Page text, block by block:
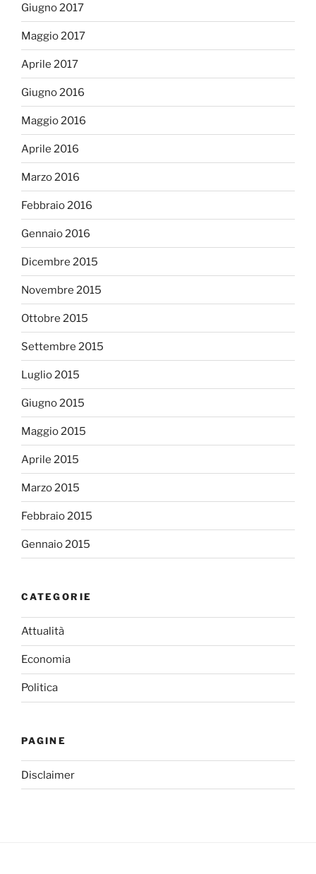
Giugno 2017
Maggio 2017
Aprile 2017
Giugno 2016
Maggio 2016
Aprile 2016
Marzo 2016
Febbraio 2016
Gennaio 2016
Dicembre 2015
Novembre 2015
Ottobre 2015
Settembre 2015
Luglio 2015
Giugno 2015
Maggio 2015
Aprile 2015
Marzo 2015
Febbraio 2015
Gennaio 2015
CATEGORIE
Attualità
Economia
Politica
PAGINE
Disclaimer